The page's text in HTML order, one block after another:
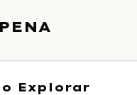
Explorar